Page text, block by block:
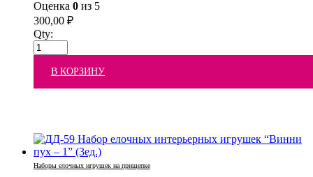
Оценка 0 из 5
300,00 ₽
Qty:
В КОРЗИНУ
Наборы елочных игрушек на прищепке